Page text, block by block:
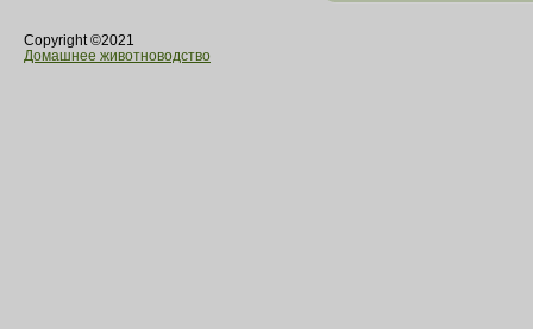
Copyright ©2021
Домашнее животноводство